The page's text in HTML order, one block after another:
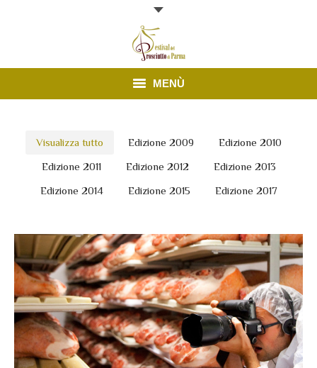
MENÙ
News
Contatti
Visualizza tutto Edizione 2009
Edizione 2010
Edizione 2011
Edizione 2012
Edizione 2013
Edizione 2014
Edizione 2015 Edizione 2017
La stampa estera in visita a Parma